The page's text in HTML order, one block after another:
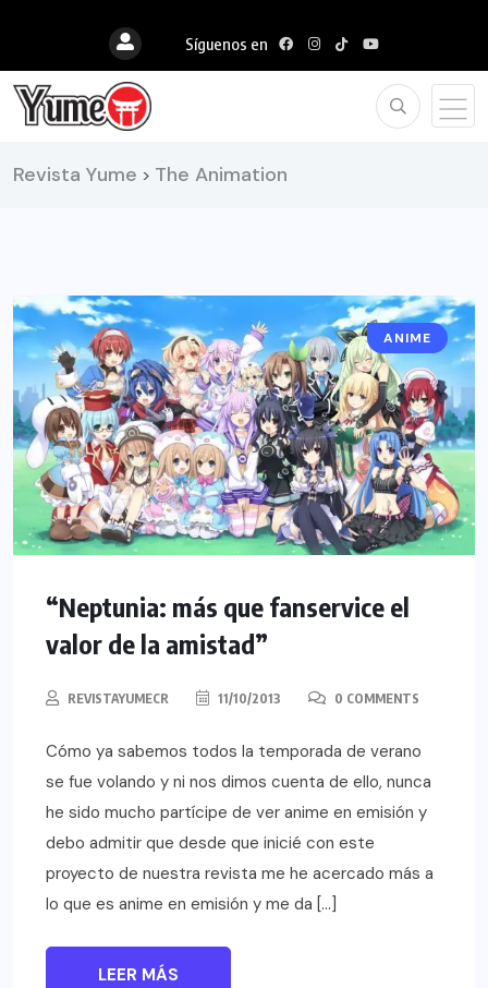
Síguenos en
Revista Yume > The Animation
ANIME
“Neptunia: más que fanservice el
valor de la amistad”
REVISTAYUMECR 11/10/2013 0 COMMENTS
Cómo ya sabemos todos la temporada de verano
se fue volando y ni nos dimos cuenta de ello, nunca
he sido mucho partícipe de ver anime en emisión y
debo admitir que desde que inicié con este
proyecto de nuestra revista me he acercado más a
lo que es anime en emisión y me da […]
LEER MÁS